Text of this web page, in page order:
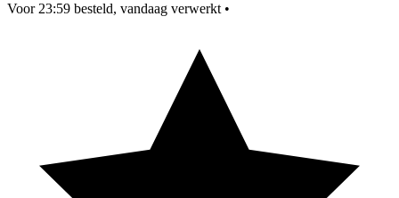
Voor 23:59 besteld, vandaag verwerkt •